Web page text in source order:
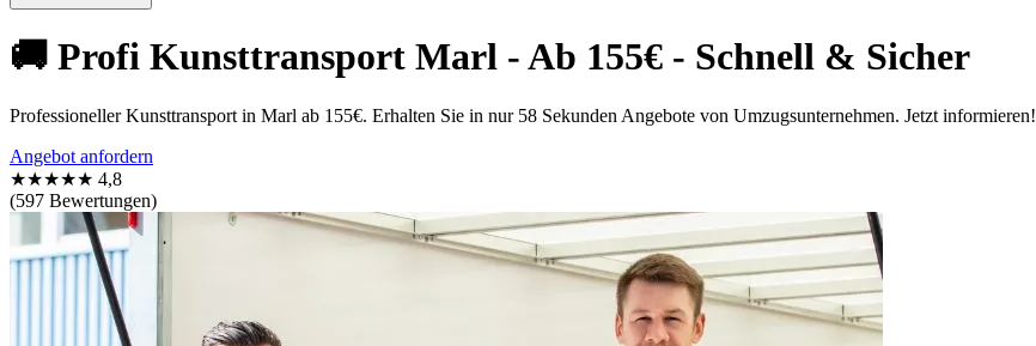
🚚 Profi Kunsttransport Marl - Ab 155€ - Schnell & Sicher
Professioneller Kunsttransport in Marl ab 155€. Erhalten Sie in nur 58 Sekunden Angebote von Umzugsunternehmen. Jetzt informieren!
Angebot anfordern
★★★★★ 4,8
(597 Bewertungen)